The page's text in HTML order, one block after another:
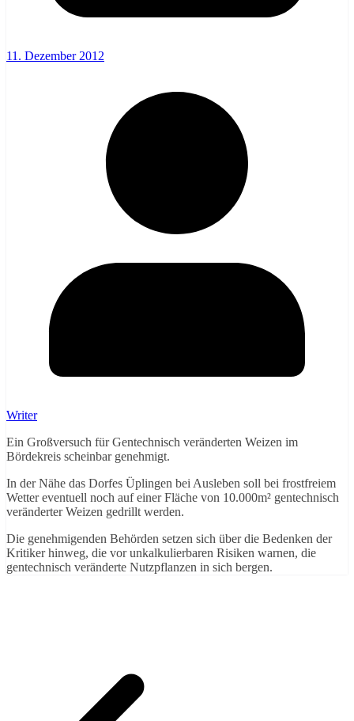
11. Dezember 2012
Writer
Ein Großversuch für Gentechnisch veränderten Weizen im
Bördekreis scheinbar genehmigt.
In der Nähe das Dorfes Üplingen bei Ausleben soll bei frostfreiem
Wetter eventuell noch auf einer Fläche von 10.000m² gentechnisch
veränderter Weizen gedrillt werden.
Die genehmigenden Behörden setzen sich über die Bedenken der
Kritiker hinweg, die vor unkalkulierbaren Risiken warnen, die
gentechnisch veränderte Nutzpflanzen in sich bergen.